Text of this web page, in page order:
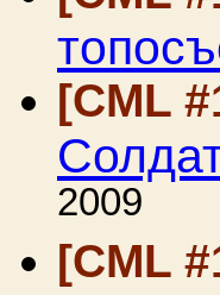
[CML
2009
[CML